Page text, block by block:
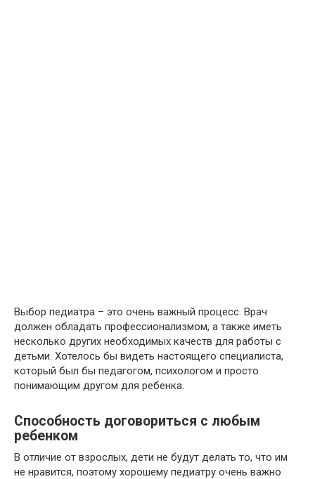
Выбор педиатра – это очень важный процесс. Врач
должен обладать профессионализмом, а также иметь
несколько других необходимых качеств для работы с
детьми. Хотелось бы видеть настоящего специалиста,
который был бы педагогом, психологом и просто
понимающим другом для ребенка.
Способность договориться с любым
ребенком
В отличие от взрослых, дети не будут делать то, что им
не нравится, поэтому хорошему педиатру очень важно